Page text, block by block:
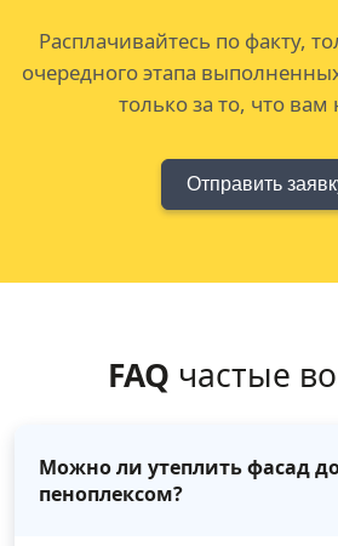
Расплачивайтесь по факту,
очередного этапа
только за то, что вам
Отправить
FAQ частые
Можно ли утеплить фасад
пеноплексом?